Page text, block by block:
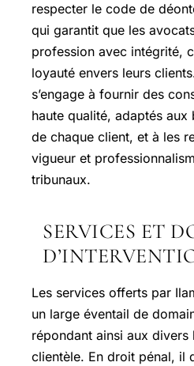
respecter le code de
qui garantit que les
profession avec intégrité,
loyauté envers leurs
s’engage à fournir des
haute qualité, adaptés
de chaque client, et à les
vigueur et
tribunaux.
SERVICES ET
Les services offerts par
un large éventail de
répondant ainsi aux divers
clientèle. En droit pénal, il